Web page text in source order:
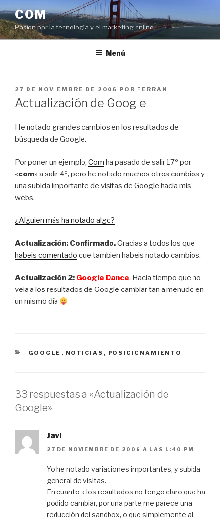
al
contenido
COM
Pasíon por la tecnología y el marketing online
Menú
PUBLICADO
EL
27 DE NOVIEMBRE DE 2006 POR FERRAN
Actualización de Google
He notado grandes cambios en los resultados de
búsqueda de Google.
Por poner un ejemplo, Com ha pasado de salir 17º por
«com» a salir 4º, pero he notado muchos otros cambios y
una subida importante de visitas de Google hacia mis
webs.
¿Alguien más ha notado algo?
Actualización: Confirmado.Gracias a todos los que
habeis comentado que tambien habeis notado cambios.
Actualización 2: Google Dance. Hacia tiempo que no
veia a los resultados de Google cambiar tan a menudo en
un mismo día
CATEGORÍAS
GOOGLE , NOTICIAS , POSICIONAMIENTO
33 respuestas a «Actualización de
Google»
Javi
27 DE NOVIEMBRE DE 2006 A LAS 1:40 PM
Yo he notado variaciones importantes, y subida
general de visitas.
En cuanto a los resultados no tengo claro que ha
podido cambiar, por una parte me parece una
reducción del sandbox, o que simplemente al